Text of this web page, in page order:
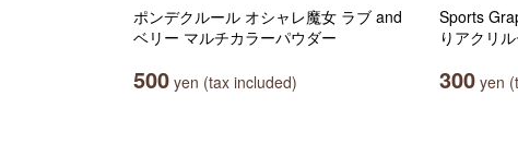
ポンデクルール オシャレ魔女 ラブ and
ベリー マルチカラーパウダー
500 yen (tax included)
Sports
りアクリ
300 yen